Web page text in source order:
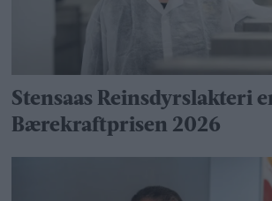
Stensaas Reinsdyrslakteri
Bærekraftprisen 2026